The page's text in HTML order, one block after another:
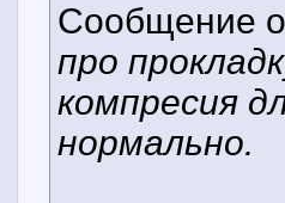
Сообщение
про
компресия
нормально.